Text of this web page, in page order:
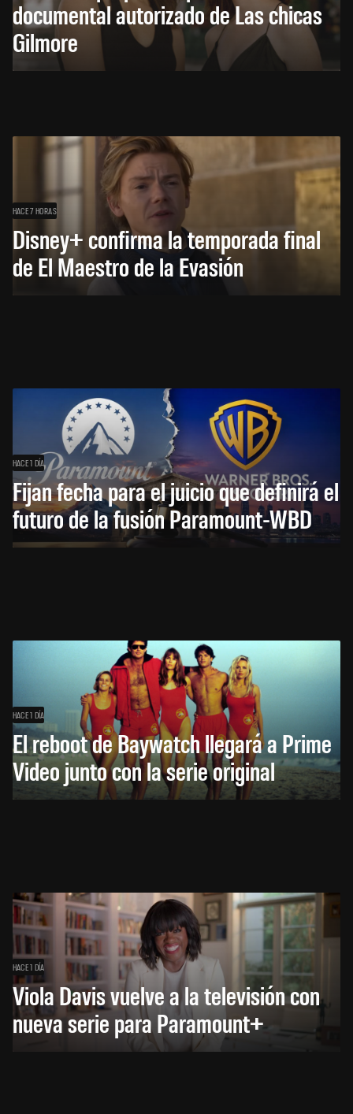
documental autorizado de Las chicas
Gilmore
HACE 7 HORAS
Disney+ confirma la temporada final
de El Maestro de la Evasión
HACE 1 DÍA
Fijan fecha para el juicio que definirá el
futuro de la fusión Paramount-WBD
HACE 1 DÍA
El reboot de Baywatch llegará a Prime
Video junto con la serie original
HACE 1 DÍA
Viola Davis vuelve a la televisión con
nueva serie para Paramount+